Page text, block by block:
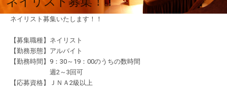
ネイリスト募集いたします！！
【募集職種】ネイリスト
【勤務形態】アルバイト
【勤務時間】9：30～19：00のうちの数時間
週2～3回可
【応募資格】ＪＮＡ2級以上